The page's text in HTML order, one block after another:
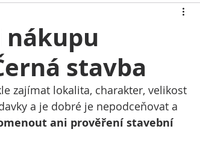
nákupu
stavba
zajímat lokalita, charakter, velikost
a je dobré je nepodceňovat a
ani prověření stavební